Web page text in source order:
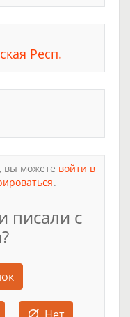
Респ.
вы можете войти в
.
писали с